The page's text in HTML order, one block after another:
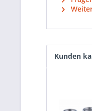
Kunden